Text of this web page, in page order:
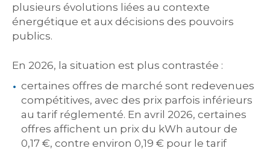
plusieurs évolutions liées au contexte
énergétique et aux décisions des pouvoirs
publics.
En 2026, la situation est plus contrastée :
certaines offres de marché sont redevenues
compétitives, avec des prix parfois inférieurs
au tarif réglementé. En avril 2026, certaines
offres affichent un prix du kWh autour de
0,17 €, contre environ 0,19 € pour le tarif